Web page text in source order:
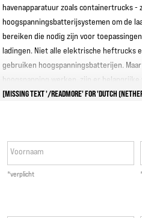
havenapparatuur zoals containertrucks -
hoogspanningsbatterijsystemen om de
bereiken die nodig zijn voor
ladingen. Niet alle elektrische heftrucks
gebruiken hoogspanningsbatterijen.
hoogspanning werken, zijn er
onderhoud en service die de bedrijven
veiligheid, training en
elektrische gevaren en letsel kunnen
heftrucks en containertrucks met
[MISSING TEXT '/READMORE' FOR 'DUTCH
Voornaam
*verplicht